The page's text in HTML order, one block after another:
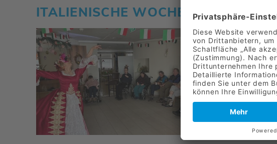
ITALIE­NI­SCHE WOCHE IM
Das
In der
reitet
Küche
wurden.
Mehr